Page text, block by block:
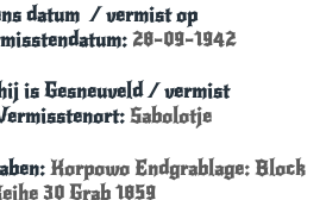
datum /vermistop
28-09-1942
is Gesneuveld/ vermist
Sabolotje
Korpowo Endgrablage: Block
30 Grab 1859